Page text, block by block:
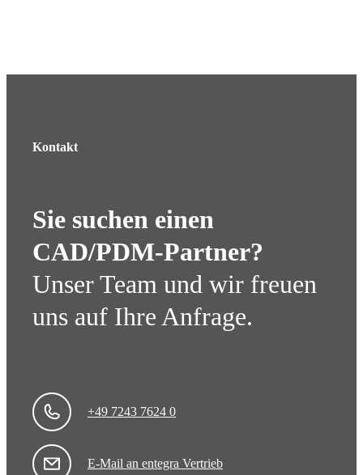
Kontakt
Sie suchen einen
CAD/PDM-Partner?
Unser Team und wir freuen
uns auf Ihre Anfrage.
+49 7243 7624 0
E-Mail an entegra Vertrieb